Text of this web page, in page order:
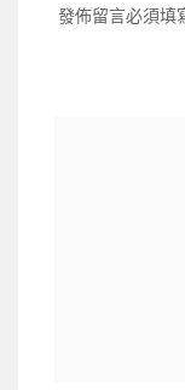
發佈留言必須填